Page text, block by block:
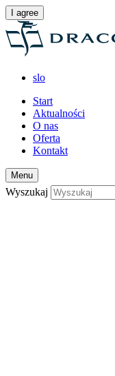
I agree
slo
Start
Aktualności
O nas
Oferta
Kontakt
Menu
Wyszukaj